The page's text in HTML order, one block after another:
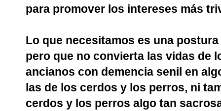
para promover los intereses más
Lo que necesitamos es una
pero que no convierta las vidas de
ancianos con demencia senil en
las de los cerdos y los perros, ni
cerdos y los perros algo tan